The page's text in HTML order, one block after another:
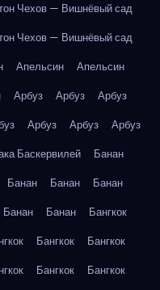
Чехов — Вишнёвый сад
Чехов — Вишнёвый сад
Апельсин
Апельсин
Арбуз Арбуз
Арбуз
Арбуз Арбуз
Арбуз
Баскервилей
Банан
Банан Банан
Банан
Банан Банан
Бангкок
Бангкок
Бангкок
Бангкок Бангкок